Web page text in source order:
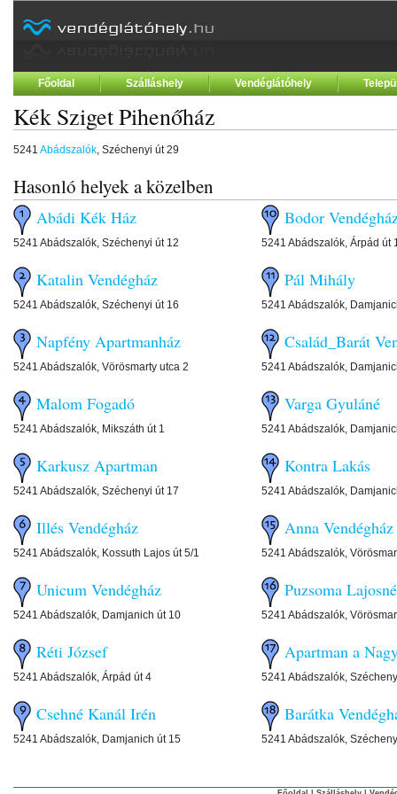
Főoldal Szálláshely Vendéglátóhely
Kék Sziget Pihenőház
5241 Abádszalók, Széchenyi út 29
Hasonló helyek a közelben
Abádi Kék Ház
5241 Abádszalók, Széchenyi út 12
Katalin Vendégház
5241 Abádszalók, Széchenyi út 16
Napfény Apartmanház
5241 Abádszalók, Vörösmarty utca 2
Malom Fogadó
5241 Abádszalók, Mikszáth út 1
Karkusz Apartman
5241 Abádszalók, Széchenyi út 17
Illés Vendégház
5241 Abádszalók, Kossuth Lajos út 5/1
Unicum Vendégház
5241 Abádszalók, Damjanich út 10
Réti József
5241 Abádszalók, Árpád út 4
Csehné Kanál Irén
5241 Abádszalók, Damjanich út 15
Bodor
5241 Abádszalók, Árpád út
Pál Mihály
5241 Abádszalók,
Család_Barát
5241 Abádszalók,
Varga Gyuláné
5241 Abádszalók,
Kontra Lakás
5241 Abádszalók,
Anna Vendégház
5241 Abádszalók,
Puzsoma Lajosné
5241 Abádszalók,
Apartman a
5241 Abádszalók,
Barátka
5241 Abádszalók,